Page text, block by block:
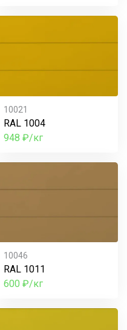
10021
RAL 1004
948 ₽/кг
10046
RAL 1011
600 ₽/кг